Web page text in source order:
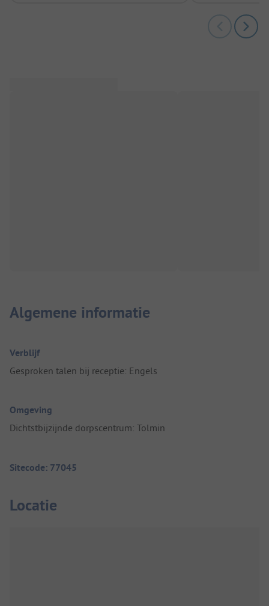
Algemene informatie
Verblijf
Gesproken talen bij receptie: Engels
Omgeving
Dichtstbijzijnde dorpscentrum: Tolmin
Sitecode: 77045
Locatie